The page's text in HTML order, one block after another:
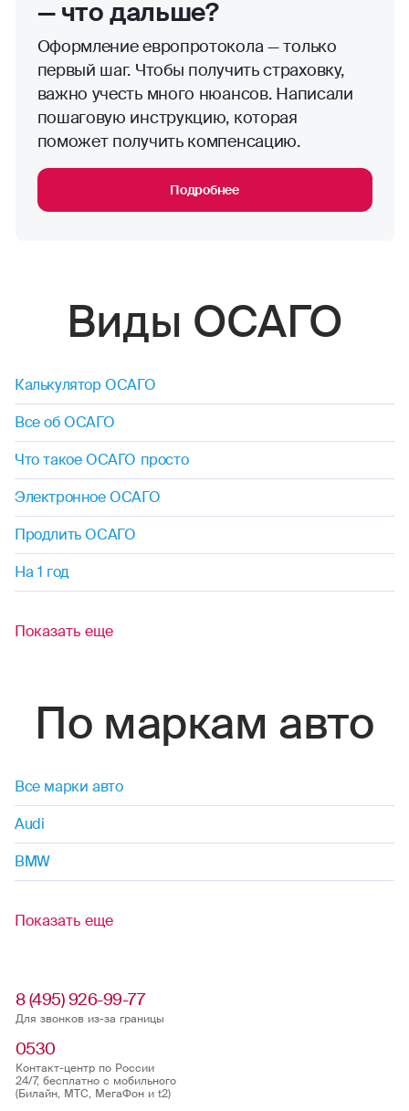
— что дальше?
Оформление европротокола — только
первый шаг. Чтобы получить страховку,
важно учесть много нюансов. Написали
пошаговую инструкцию, которая
поможет получить компенсацию.
Подробнее
Виды ОСАГО
Калькулятор ОСАГО
Все об ОСАГО
Что такое ОСАГО просто
Электронное ОСАГО
Продлить ОСАГО
На 1 год
Показать еще
По маркам авто
Все марки авто
Audi
BMW
Показать еще
8 (495) 926-99-77
Для звонков из-за границы
0530
Контакт-центр по России
24/7, бесплатно с мобильного
(Билайн, МТС, МегаФон и t2)